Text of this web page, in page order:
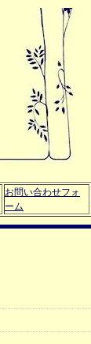
お問い合わせフォ
ーム